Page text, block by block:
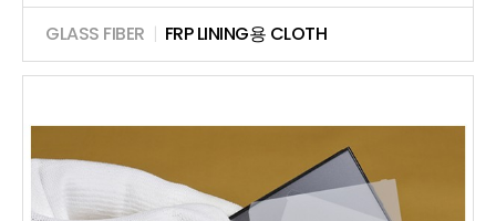
GLASS FIBER | FRP LINING용 CLOTH